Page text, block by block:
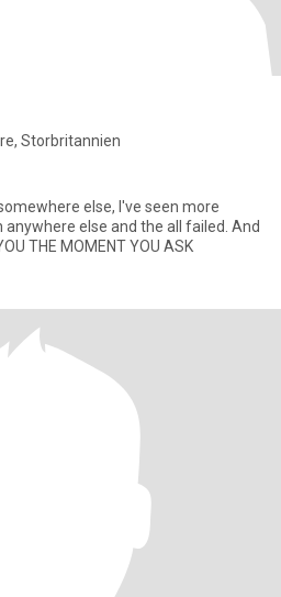
Storbritannien
else, I've seen more
else and the all failed. And
THE MOMENT YOU ASK